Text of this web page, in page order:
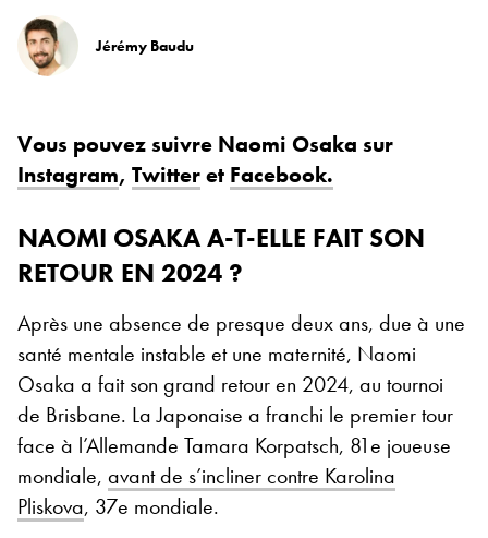
Jérémy Baudu
Vous pouvez suivre Naomi Osaka sur
Instagram, Twitteret Facebook.
NAOMI OSAKA A-T-ELLE FAIT SON
RETOUR EN 2024 ?
Après une absence de presque deux ans, due à une
santé mentale instable et une maternité, Naomi
Osaka a fait son grand retour en 2024, au tournoi
de Brisbane. La Japonaise a franchi le premier tour
face à l’Allemande Tamara Korpatsch, 81e joueuse
mondiale, avant de s’incliner contre Karolina
Pliskova, 37e mondiale.